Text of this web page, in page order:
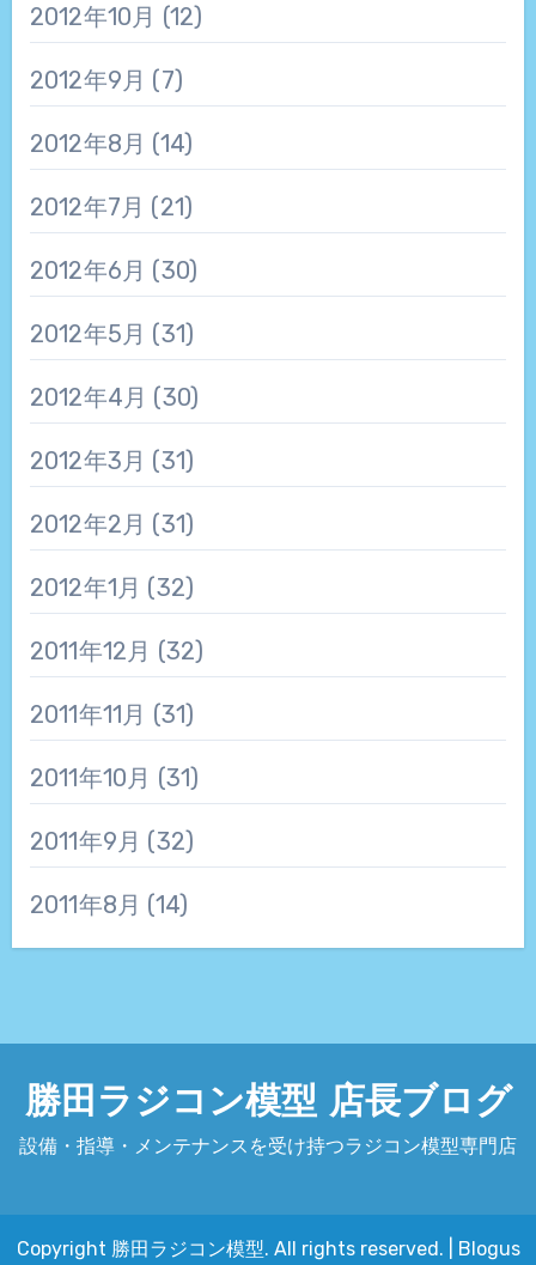
2012年10月 (12)
2012年9月 (7)
2012年8月 (14)
2012年7月 (21)
2012年6月 (30)
2012年5月 (31)
2012年4月 (30)
2012年3月 (31)
2012年2月 (31)
2012年1月 (32)
2011年12月 (32)
2011年11月 (31)
2011年10月 (31)
2011年9月 (32)
2011年8月 (14)
勝田ラジコン模型 店長ブログ
設備・指導・メンテナンスを受け持つラジコン模型専門店
Copyright 勝田ラジコン模型. All rights reserved. Blogus